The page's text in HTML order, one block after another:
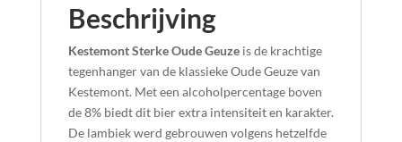
Beschrijving
Kestemont Sterke Oude Geuzeis de krachtige
tegenhanger van de klassieke Oude Geuze van
Kestemont. Met een alcoholpercentage boven
de 8% biedt dit bier extra intensiteit en karakter.
De lambiek werd gebrouwen volgens hetzelfde